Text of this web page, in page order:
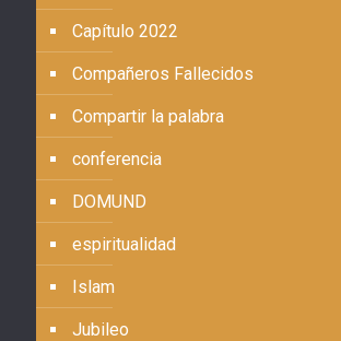
Capítulo 2022
Compañeros Fallecidos
Compartir la palabra
conferencia
DOMUND
espiritualidad
Islam
Jubileo